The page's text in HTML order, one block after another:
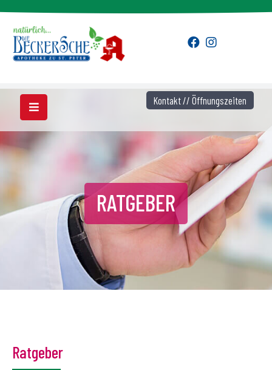
RATGEBER
Ratgeber
Kontakt // Öffnungszeiten